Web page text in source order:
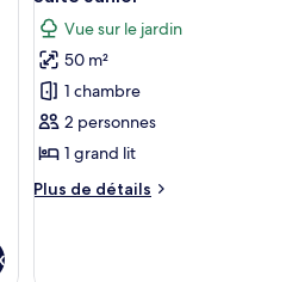
toutes
les
photos
pour
ce
type
chambre :
Vue sur le jardin
50 m²
1 chambre
2 personnes
1 grand lit
Plus de détails
Plus